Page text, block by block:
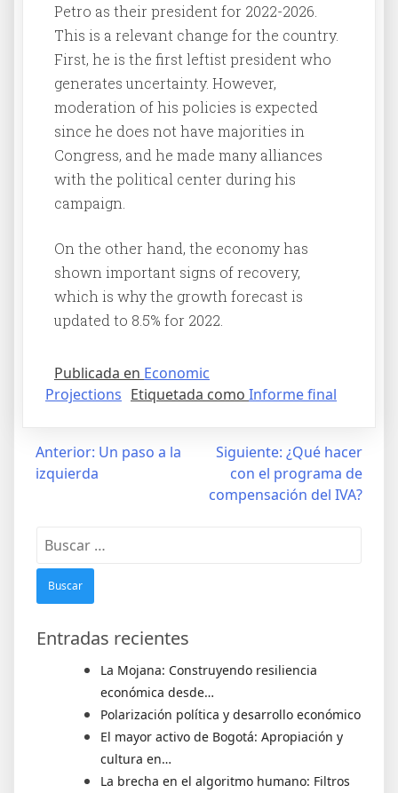
Petro as their president for 2022-2026.
This is a relevant change for the country.
First, he is the first leftist president who
generates uncertainty. However,
moderation of his policies is expected
since he does not have majorities in
Congress, and he made many alliances
with the political center during his
campaign.
On the other hand, the economy has
shown important signs of recovery,
which is why the growth forecast is
updated to 8.5% for 2022.
Publicada en Economic
Projections Etiquetada como Informe final
Anterior: Un paso a la
izquierda
Siguiente: ¿Qué hacer
con el programa de
compensación del IVA?
Entradas recientes
La Mojana: Construyendo resiliencia
económica desde…
Polarización política y desarrollo económico
El mayor activo de Bogotá: Apropiación y
cultura en…
La brecha en el algoritmo humano: Filtros